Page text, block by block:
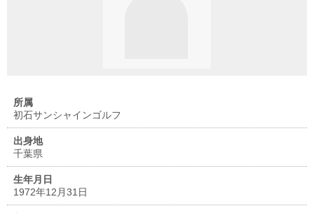
所属
初石サンシャインゴルフ
出身地
千葉県
生年月日
1972年12月31日